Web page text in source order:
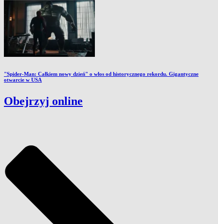
"Spider-Man: Całkiem nowy dzień" o włos od historycznego rekordu. Gigantyczne
otwarcie w USA
Obejrzyj online